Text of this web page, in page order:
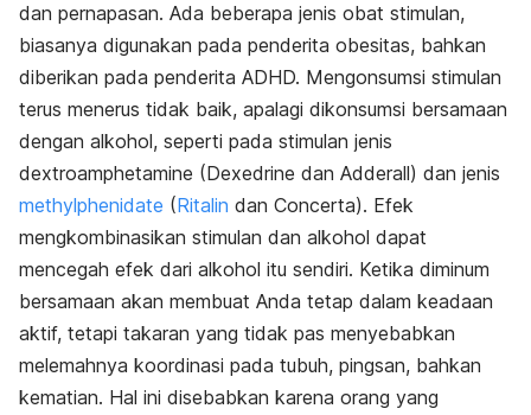
dan pernapasan. Ada beberapa jenis obat stimulan,
biasanya digunakan pada penderita obesitas, bahkan
diberikan pada penderita ADHD. Mengonsumsi stimulan
terus menerus tidak baik, apalagi dikonsumsi bersamaan
dengan alkohol, seperti pada stimulan jenis
dextroamphetamine (Dexedrine dan Adderall) dan jenis
methylphenidate (Ritalin dan Concerta). Efek
mengkombinasikan stimulan dan alkohol dapat
mencegah efek dari alkohol itu sendiri. Ketika diminum
bersamaan akan membuat Anda tetap dalam keadaan
aktif, tetapi takaran yang tidak pas menyebabkan
melemahnya koordinasi pada tubuh, pingsan, bahkan
kematian. Hal ini disebabkan karena orang yang